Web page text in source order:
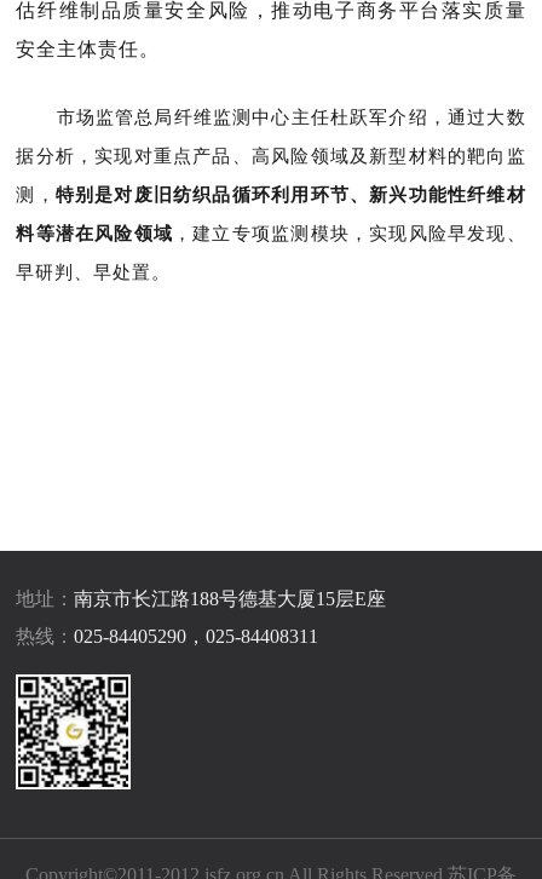
估纤维制品质量安全风险，推动电子商务平台落实质量
安全主体责任。
市场监管总局纤维监测中心主任杜跃军介绍，通过大数
据分析，实现对重点产品、高风险领域及新型材料的靶向监
测， 特别是对废旧纺织品循环利用环节、新兴功能性纤维材
料等潜在风险领域 ，建立专项监测模块，实现风险早发现、
早研判、早处置。
地址：南京市长江路188号德基大厦15层E座
热线：025-84405290，025-84408311
Copyright©2011-2012 jsfz.org.cn All Rights Reserved 苏ICP备